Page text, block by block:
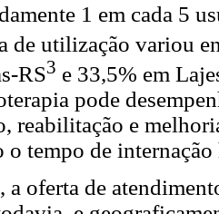
1 em cada 5
de utilização variou
RS3 e 33,5% em
pode
reabilitação e
o tempo de
a oferta de